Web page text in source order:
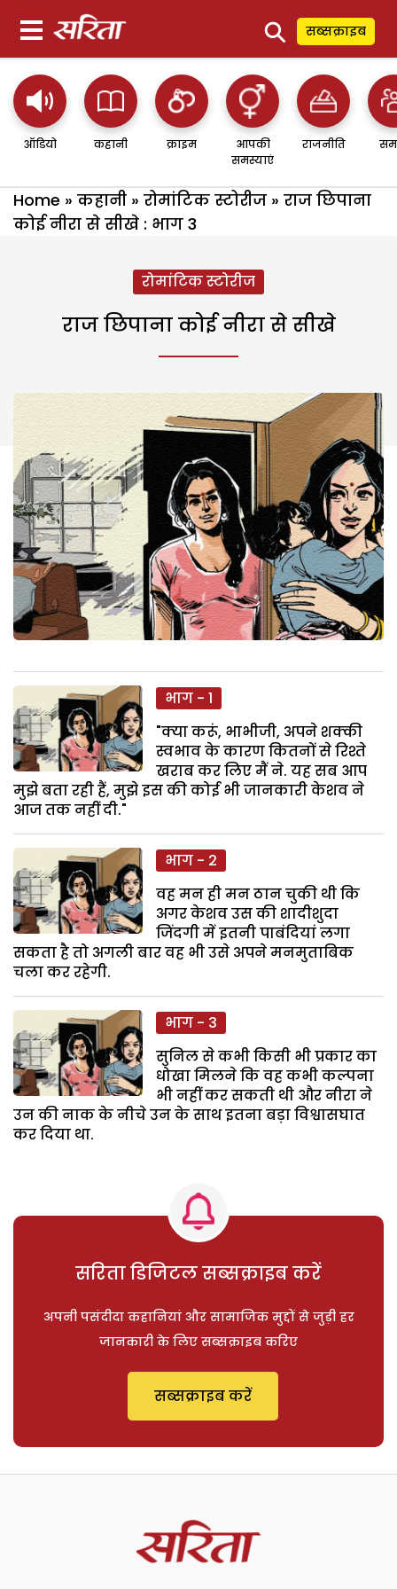
⚲ सब्सक्राइब
ऑडियो कहानी क्राइम
आपकी
समस्याएं
राजनीति
Home » कहानी » रोमांटिक स्टोरीज » राज छिपाना
कोई नीरा से सीखे : भाग 3
रोमांटिक स्टोरीज
राज छिपाना कोई नीरा से सीखे
भाग - 1
"क्या करूं, भाभीजी, अपने शक्की
स्वभाव के कारण कितनों से रिश्ते
खराब कर लिए मैं ने. यह सब आप
मुझे बता रही हैं, मुझे इस की कोई भी जानकारी केशव ने
आज तक नहीं दी."
भाग - 2
वह मन ही मन ठान चुकी थी कि
अगर केशव उस की शादीशुदा
जिंदगी में इतनी पाबंदियां लगा
सकता है तो अगली बार वह भी उसे अपने मनमुताबिक
चला कर रहेगी.
भाग - 3
सुनिल से कभी किसी भी प्रकार का
धोखा मिलने कि वह कभी कल्पना
भी नहीं कर सकती थी और नीरा ने
उन की नाक के नीचे उन के साथ इतना बड़ा विश्वासघात
कर दिया था.
सरिता डिजिटल सब्सक्राइब करें
अपनी पसंदीदा कहानियां और सामाजिक मुद्दों से जुड़ी हर
जानकारी के लिए सब्सक्राइब करिए
सब्सक्राइब करें